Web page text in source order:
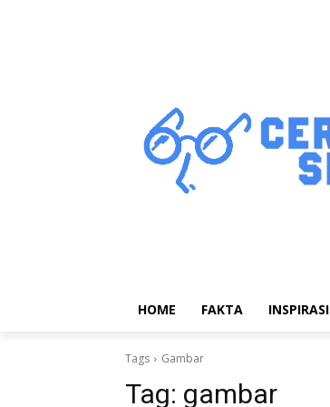
HOME FAKTA INSPIRASI
Tags Gambar
Tag: gambar